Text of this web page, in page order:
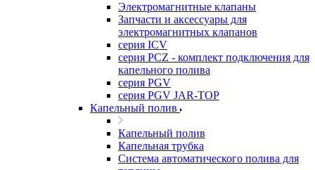
Электромагнитные клапаны
Запчасти и аксессуары для
электромагнитных клапанов
серия ICV
серия PCZ - комплект подключения для
капельного полива
серия PGV
серия PGV JAR-TOP
Капельный полив
Капельный полив
Капельная трубка
Система автоматического полива для